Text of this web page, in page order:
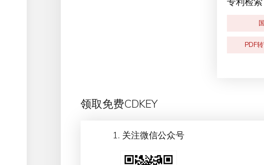
PDF
领取免费CDKEY
1. 关注微信公众号